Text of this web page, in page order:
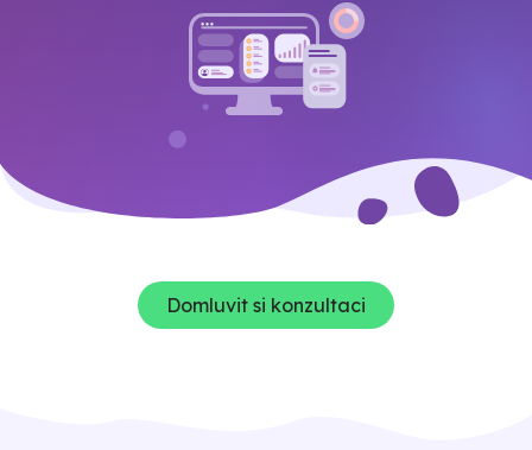
Domluvit si konzultaci